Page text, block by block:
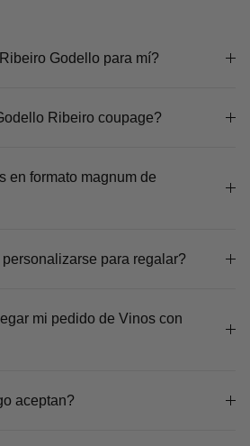
Godello para mí?
Ribeiro coupage?
en formato magnum de
para regalar?
mi pedido de Vinos con
aceptan?